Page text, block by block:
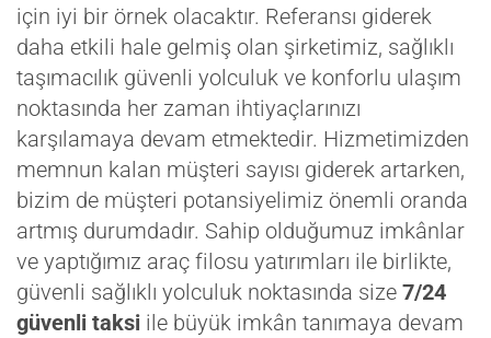
için iyi bir örnek olacaktır. Referansı giderek
daha etkili hale gelmiş olan şirketimiz, sağlıklı
taşımacılık güvenli yolculuk ve konforlu ulaşım
noktasında her zaman ihtiyaçlarınızı
karşılamaya devam etmektedir. Hizmetimizden
memnun kalan müşteri sayısı giderek artarken,
bizim de müşteri potansiyelimiz önemli oranda
artmış durumdadır. Sahip olduğumuz imkânlar
ve yaptığımız araç filosu yatırımları ile birlikte,
güvenli sağlıklı yolculuk noktasında size 7/24
güvenli taksi ile büyük imkân tanımaya devam